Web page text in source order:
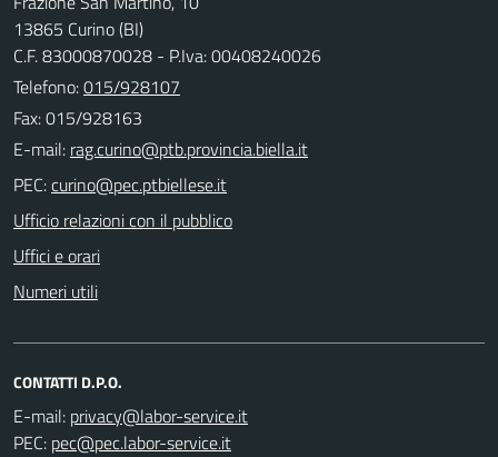
13865 Curino (BI)
C.F. 83000870028 - P.Iva: 00408240026
Telefono:015/928107
Fax: 015/928163
E-mail:
PEC:
Ufficio relazioni con il pubblico
Uffici e orari
Numeri utili
CONTATTI D.P.O.
E-mail:
PEC: